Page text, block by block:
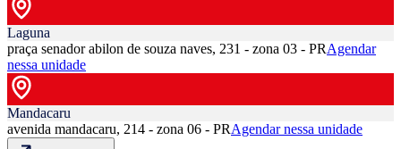
Laguna
praça senador abilon de souza naves, 231 - zona 03 - PRAgendar
nessa unidade
Mandacaru
avenida mandacaru, 214 - zona 06 - PRAgendar nessa unidade